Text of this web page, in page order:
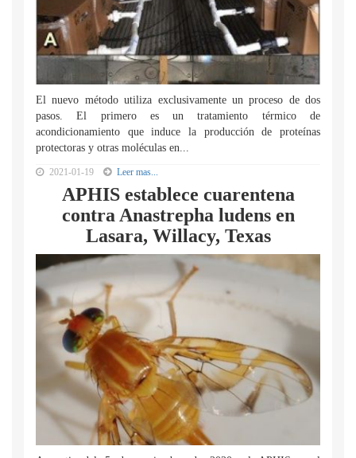
El nuevo método utiliza exclusivamente un proceso de dos
pasos. El primero es un tratamiento térmico de
acondicionamiento que induce la producción de proteínas
protectoras y otras moléculas en...
2021-01-19 Leer mas...
APHIS establece cuarentena
contra Anastrepha ludens en
Lasara, Willacy, Texas